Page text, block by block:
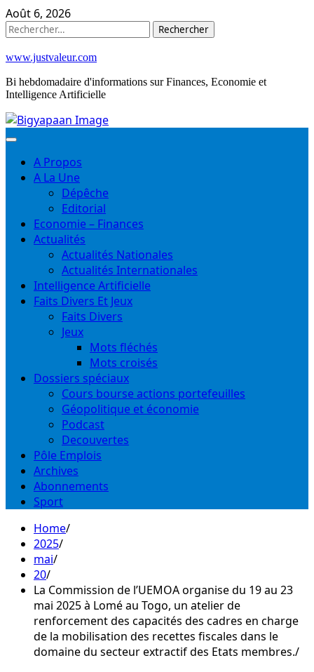
Skip
to
Août 6, 2026
Rechercher :
www.justvaleur.com
Bi hebdomadaire d'informations sur Finances, Economie et
Intelligence Artificielle
A Propos
A La Une
Dépêche
Editorial
Economie – Finances
Actualités
Actualités Nationales
Actualités Internationales
Intelligence Artificielle
Faits Divers Et Jeux
Faits Divers
Jeux
Mots fléchés
Mots croisés
Dossiers spéciaux
Cours bourse actions portefeuilles
Géopolitique et économie
Podcast
Decouvertes
Pôle Emplois
Archives
Abonnements
Sport
Home
2025
mai
20
La Commission de l’UEMOA organise du 19 au 23
mai 2025 à Lomé au Togo, un atelier de
renforcement des capacités des cadres en charge
de la mobilisation des recettes fiscales dans le
domaine du secteur extractif des Etats membres.